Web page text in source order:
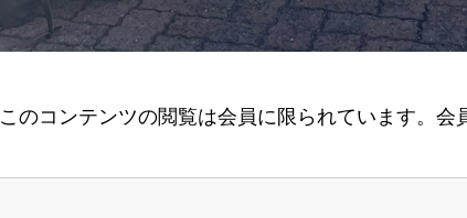
このコンテンツの閲覧は会員に限られています。会